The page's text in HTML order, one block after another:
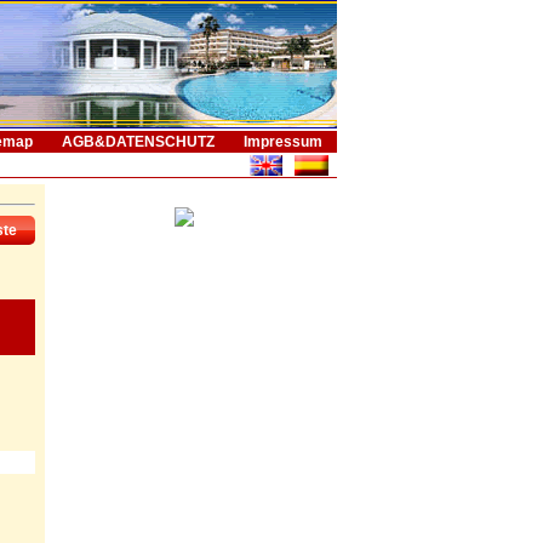
AGB&DATENSCHUTZ Impressum